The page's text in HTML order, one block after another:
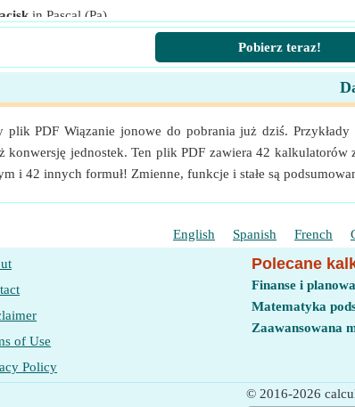
in Pascal (Pa)
in Joule / Mole (J/mol)
Konwersja jednostek
elektryczny
in Wolt (V)
Konwersja jednostek
Pobierz teraz!
plik PDF Wiązanie jonowe do pobrania już dziś.
konwersję jednostek. Ten plik PDF zawiera 42
i 42 innych formuł! Zmienne, funkcje i stałe są
English Spanish French
of Use
Policy
Polecane
Finanse i
Matematyka
Zaawansowana
© 2016-2026